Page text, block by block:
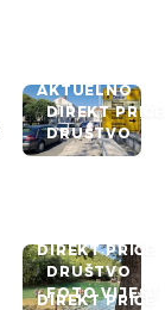
AKTUELNO
DIREKT PRIČE
DRUŠTVO
DIREKT PRIČE
DRUŠTVO
FOTO VIJEST
DIREKT PRIČE